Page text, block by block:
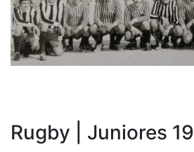
Rugby | Juniores